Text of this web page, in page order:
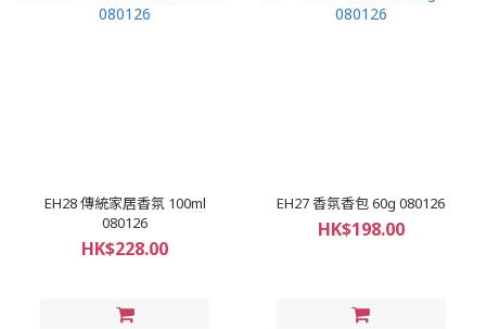
EH28 傳統家居香氛 100ml
080126
HK$228.00
EH27 香氛香包 60g 080126
HK$198.00